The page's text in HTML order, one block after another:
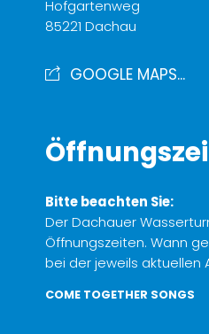
Hofgartenweg
85221 Dachau
GOOGLE MAPS...
Bitte beachten Sie:
Der Dachauer
Öffnungszeiten. Wann
bei der jeweils aktuellen
COME TOGETHER SONGS